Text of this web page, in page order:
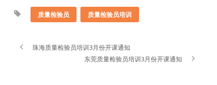
质量检验员 质量检验员培训
珠海质量检验员培训3月份开课通知
东莞质量检验员培训3月份开课通知